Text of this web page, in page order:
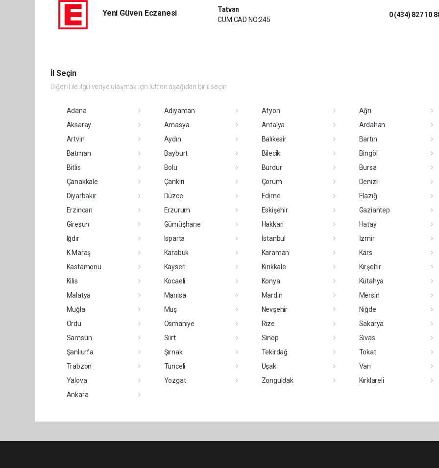
Yeni Güven Eczanesi
Tatvan
CUM.CAD NO:245
0 (434) 827 10
İl Seçin
Diğer il ile ilgili veriye ulaşmak için lütfen aşağıdan bir il seçin
Adana Adıyaman Afyon
Ağrı
Aksaray
Amasya Antalya
Ardahan
Artvin
Aydın Balıkesir
Bartın
Batman
Bayburt Bilecik
Bingöl
Bitlis
Bolu Burdur
Bursa
Çanakkale
Çankırı Çorum
Denizli
Diyarbakır
Düzce Edirne
Elazığ
Erzincan
Erzurum Eskişehir
Gaziantep
Giresun
Gümüşhane Hakkari
Hatay
Iğdır
Isparta İstanbul
İzmir
K.Maraş
Karabük Karaman
Kars
Kastamonu
Kayseri Kırıkkale
Kırşehir
Kilis
Kocaeli Konya
Kütahya
Malatya
Manisa Mardin
Mersin
Muğla
Muş Nevşehir
Niğde
Ordu
Osmaniye Rize
Sakarya
Samsun
Siirt Sinop
Sivas
Şanlıurfa
Şırnak Tekirdağ
Tokat
Trabzon
Tunceli Uşak
Van
Yalova
Yozgat Zonguldak
Kırklareli
Ankara